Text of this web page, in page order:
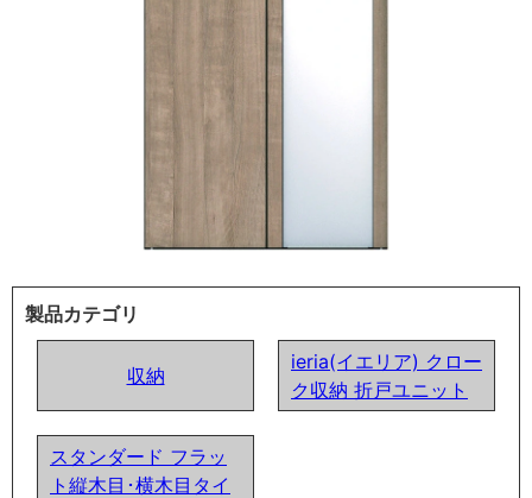
製品カテゴリ
収納
ieria(イエリア) クロー
ク収納 折戸ユニット
スタンダード フラッ
ト縦木目･横木目タイ